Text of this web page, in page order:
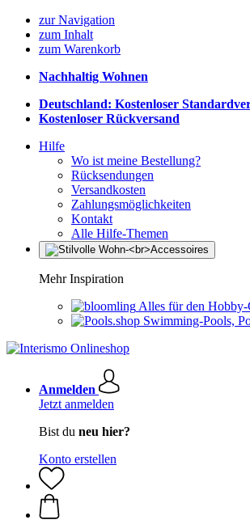
zur Navigation
zum Inhalt
zum Warenkorb
Nachhaltig Wohnen
Deutschland: Kostenloser
Kostenloser Rückversand
Hilfe
Wo ist meine Bestellung?
Rücksendungen
Versandkosten
Zahlungsmöglichkeiten
Kontakt
Alle Hilfe-Themen
Mehr Inspiration
Alles für den Hobby-
Swimming-Pools,
Anmelden
Jetzt anmelden
Bist du neu hier?
Konto erstellen